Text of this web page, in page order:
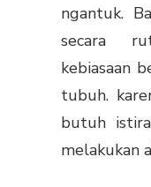
ngantuk.
secara
kebiasaan
tubuh.
butuh
melakukan